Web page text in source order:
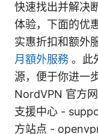
快速找出并解决
体验，下面的优
实惠折扣和额外
月額外服務 。此
源，便于你进一
NordVPN 官方
支援中心 -
方站点 -